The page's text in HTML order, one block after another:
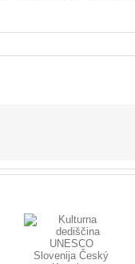
Povabilo k
dopolnilnemu
pouku